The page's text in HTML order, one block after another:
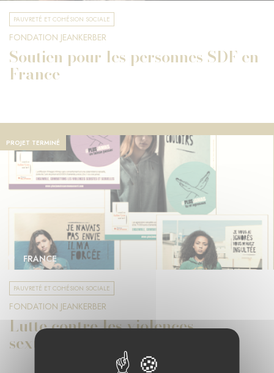
PAUVRETÉ ET COHÉSION SOCIALE
FONDATION JEANKERBER
Soutien pour les personnes SDF en
France
PROJET TERMINÉ
FRANCE
PAUVRETÉ ET COHÉSION SOCIALE
FONDATION JEANKERBER
Lutte contre les violences
sexuelles et sexistes en France